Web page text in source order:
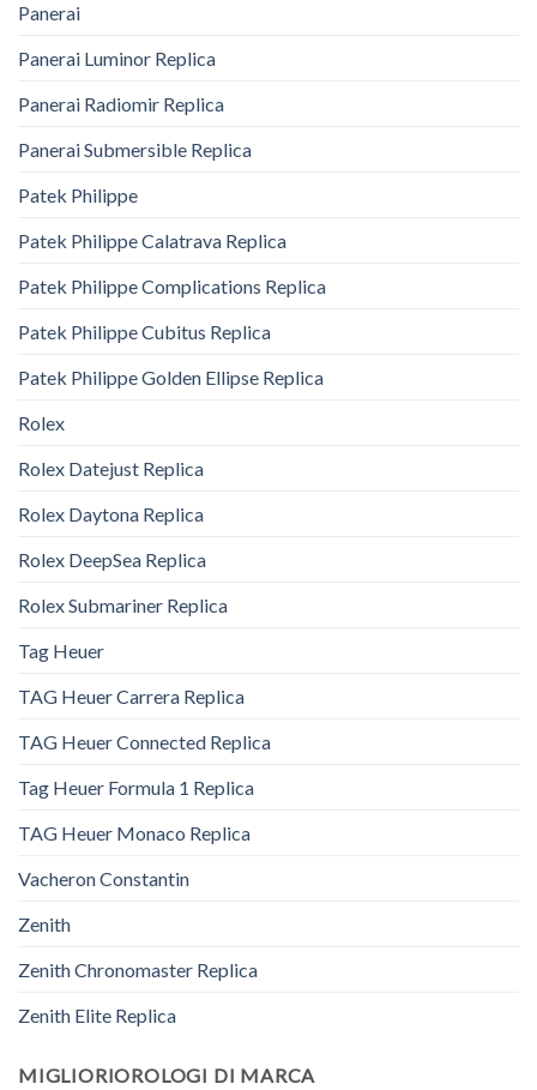
Panerai
Panerai Luminor Replica
Panerai Radiomir Replica
Panerai Submersible Replica
Patek Philippe
Patek Philippe Calatrava Replica
Patek Philippe Complications Replica
Patek Philippe Cubitus Replica
Patek Philippe Golden Ellipse Replica
Rolex
Rolex Datejust Replica
Rolex Daytona Replica
Rolex DeepSea Replica
Rolex Submariner Replica
Tag Heuer
TAG Heuer Carrera Replica
TAG Heuer Connected Replica
Tag Heuer Formula 1 Replica
TAG Heuer Monaco Replica
Vacheron Constantin
Zenith
Zenith Chronomaster Replica
Zenith Elite Replica
MIGLIORIOROLOGI DI MARCA